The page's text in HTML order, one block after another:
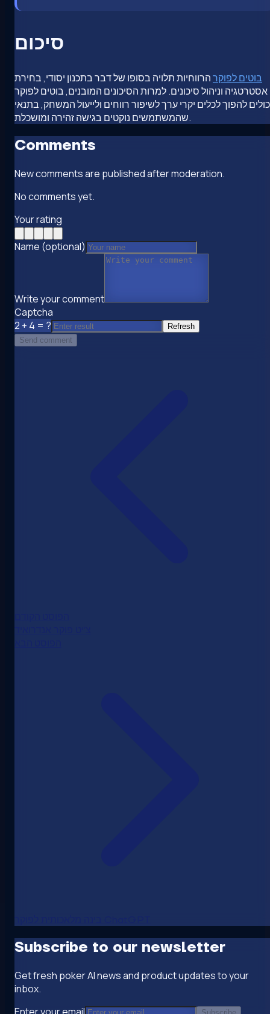
סיכום
בוטים לפוקרהרווחיות תלויה בסופו של דבר בתכנון יסודי, בחירת
אסטרטגיה וניהול סיכונים. למרות הסיכונים המובנים, בוטים לפוקר
להפוך לכלים יקרי ערך לשיפור רווחים ולייעול המשחק, בתנאי
שהמשתמשים נוקטים בגישה זהירה ומושכלת.
Comments
New comments are published after moderation.
No comments yet.
Your rating
Name (optional)
Write your comment
Captcha
2 + 4 = ?
Refresh
Send comment
Subscribe to our newsletter
Get fresh poker AI news and product updates to your
inbox.